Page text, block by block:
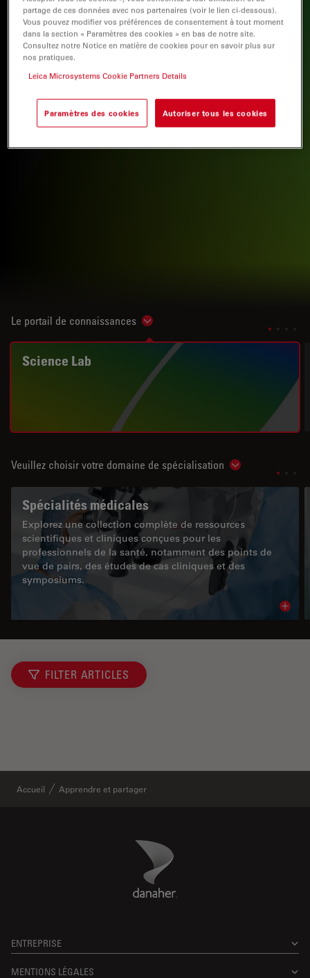
Le portail de connaissances Show subnavigation
Science Lab
Veuillez choisir votre domaine de spécialisation Show
Spécialités médicales
Explorez une collection complète de ressources
scientifiques et cliniques conçues pour les
professionnels de la santé, notamment des points de
vue de pairs, des études de cas cliniques et des
symposiums.
FILTER ARTICLES
Accueil Apprendre et partager
Danaher Logo
ENTREPRISE
MENTIONS LÉGALES
partage de ces données avec nos partenaires (voir le lien ci-dessous).
Vous pouvez modifier vos préférences de consentement à tout moment
dans la section « Paramètres des cookies » en bas de notre site.
Consultez notre Notice en matière de cookies pour en savoir plus sur
nos pratiques.
Leica Microsystems Cookie Partners Details
Paramètres des cookies Autoriser tous les cookies